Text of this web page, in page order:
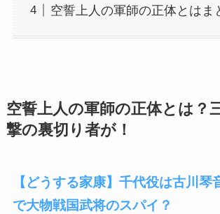
空誓上人の軍師の正体とはま
空誓上人の軍師の正体とは？
撃の裏切り者が！
【どうする家康】千代役は古川琴
で大物戦国武将のスパイ？